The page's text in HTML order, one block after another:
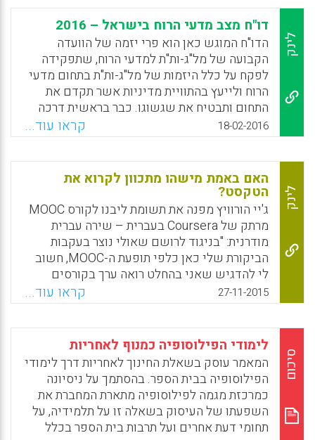
המומחים בעולם ובארץ מציעים מושגים שונים
להבנה ודרכים שונות לטפח אותה במערכת החינוך
ובמערכות אחרות. האסופה מציגה את הגותם ואת
מחקריהם בתחום (יורם הרפז).
WhatsApp
Facebook
Email
X
לינק
דו"ח מצב מדעי הרוח בישראל – 2016
הדו"ח המוגש כאן הוא פרי יזמה של הוועדה
הקבועה של מל"ג-ות"ת למדעי הרוח, שתפקידה
לפקח על כלל היזמות של מל"ג-ות"ת בתחום מדעי
הרוח ולייעץ בהתוויית מדיניות אשר תקדם את
התחום ותבטיח את שגשוגו. כבר בראשית דרכה
נוכחה הוועדה לדעת שבתחום מדעי הרוח חסר
מסד נתונים מקיף ועדכני שניתן לקבל ממנו
תמונה ברורה על מצבם של מדעי הרוח, ושעל
בסיסו ניתן לקבוע מדיניות ולהמליץ על דרכי
פעולה. הדו"ח משקף את עמדת הוועדה, שדרושה
ראייה כוללנית של התחום ולא ניתן להבטיח
איתנות בת-קיימה למדעי הרוח בהשכלה הגבוהה
במנותק מהנעשה בזירות אחרות. לכן, הדו"ח כולל
נתונים על מדעי הרוח בהשכלה הגבוהה בהוראה
ובמחקר – כולל במכללות האקדמיות ובמכללות
להוראה – בחינוך העל-יסודי ובזירה הציבורית
(יוכי פישר ואדם קלין אורון).
WhatsApp
Facebook
Email
X
18-02-2016 קראו עוד...
לינק
האם באמת מישהו מתכוון לקרוא את
הטקסט?
ג'יי הורוויץ מפנה את תשומת ליבנו לקורס MOOC
מרתק של Coursera בעברית – שירה עברית
מודרנית: "בניגוד לרושם שאולי נוצר בעקבות
הביקורת שלי כאן כלפי תופעת ה-MOOC, חשוב
לי להדגיש שאני בהחלט רואה ערך בקורסים
כאלה. אמנם אני מרים גבה לגבי היומרה של
הפצת השכלה איכותית לכל העולם, ואני די
משוכנע שהנישה שהקורסים האלה ממלאים
הרבה יותר מצומצמת, אבל אין לי שום סיבה
להתנגד להפצת ידע לכל דורש. זאת ועוד: על אף
העובדה שלטעמי קורסי ה-MOOC במתכונת של
Coursera הם על פי רוב תרגום די תפל של
הרצאות פרונטאליות לאמצעי ההפצה ההמוניים
שעומדים לרשותנו היום ושאפשר היה לקוות
27-11-2015 קראו עוד...
סיכום
לימודי הפילוסופיה כמנוף לאחריות
המאמר עוסק בשאלת החינוך לאחריות דרך לימודי
הפילוסופיה בבית הספר. בהסתמך על ניסיונה
כמרכזת מגמה לפילוסופיה מתארת המחברת את
השפעתו של העיסוק בשאלה זו על תלמידיה, על
תחומי דעת אחרים ועל תרבות בית הספר בכלל